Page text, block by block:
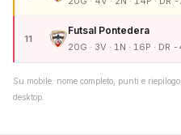
11
Futsal Pontedera
20G · 3V · 1N · 16P · DR
Su mobile: nome completo, punti e
desktop.